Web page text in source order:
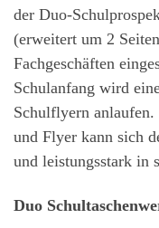
der Duo-
(erweitert um 2
Fachgeschäften
Schulanfang wird
Schulflyern anlaufen.
und Flyer kann sich
und leistungsstark in
Duo